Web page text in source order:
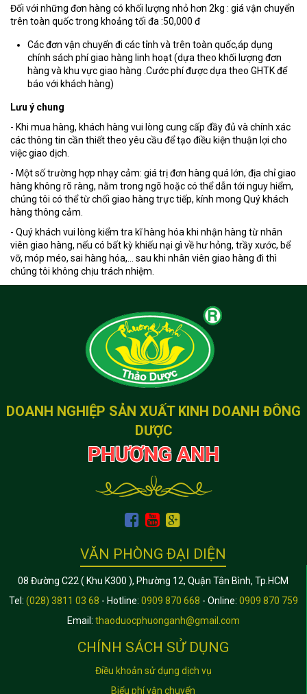
Đối với những đơn hàng có khối lượng nhỏ hơn 2kg : giá vận chuyển
trên toàn quốc trong khoảng tối đa :50,000 đ
Các đơn vận chuyển đi các tỉnh và trên toàn quốc,áp dụng
chính sách phí giao hàng linh hoạt (dựa theo khối lượng đơn
hàng và khu vực giao hàng .Cước phí được dựa theo GHTK để
báo với khách hàng)
Lưu ý chung
- Khi mua hàng, khách hàng vui lòng cung cấp đầy đủ và chính xác
các thông tin cần thiết theo yêu cầu để tạo điều kiện thuận lợi cho
việc giao dịch.
- Một số trường hợp nhạy cảm: giá trị đơn hàng quá lớn, địa chỉ giao
hàng không rõ ràng, nằm trong ngõ hoặc có thể dẫn tới nguy hiểm,
chúng tôi có thể từ chối giao hàng trực tiếp, kính mong Quý khách
hàng thông cảm.
- Quý khách vui lòng kiểm tra kĩ hàng hóa khi nhận hàng từ nhân
viên giao hàng, nếu có bất kỳ khiếu nại gì về hư hỏng, trầy xước, bể
vỡ, móp méo, sai hàng hóa,… sau khi nhân viên giao hàng đi thì
chúng tôi không chịu trách nhiệm.
DOANH NGHIỆP SẢN XUẤT KINH DOANH ĐÔNG
DƯỢC
PHƯƠNG ANH
VĂN PHÒNG ĐẠI DIỆN
08 Đường C22 ( Khu K300 ), Phường 12, Quận Tân Bình, Tp.HCM
Tel: (028) 3811 03 68 - Hotline: 0909 870 668 - Online: 0909 870 759
Email: thaoduocphuonganh@gmail.com
CHÍNH SÁCH SỬ DỤNG
Điều khoản sử dụng dịch vụ
Biểu phí vận chuyển